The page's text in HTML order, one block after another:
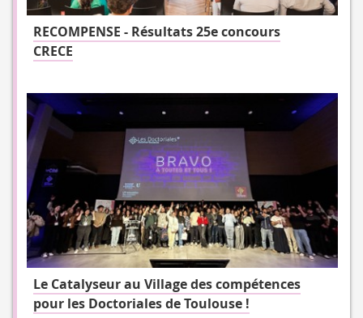
RECOMPENSE - Résultats 25e concours
CRECE
Le Catalyseur au Village des compétences
pour les Doctoriales de Toulouse !